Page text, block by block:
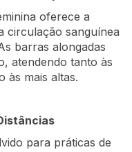
oferece a
circulação sanguínea
barras alongadas
atendendo tanto às
às mais altas.
para práticas de